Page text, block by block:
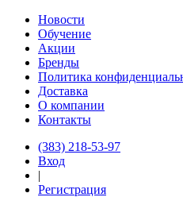
Новости
Обучение
Акции
Бренды
Политика
Доставка
О компании
Контакты
(383) 218-53-97
Вход
|
Регистрация